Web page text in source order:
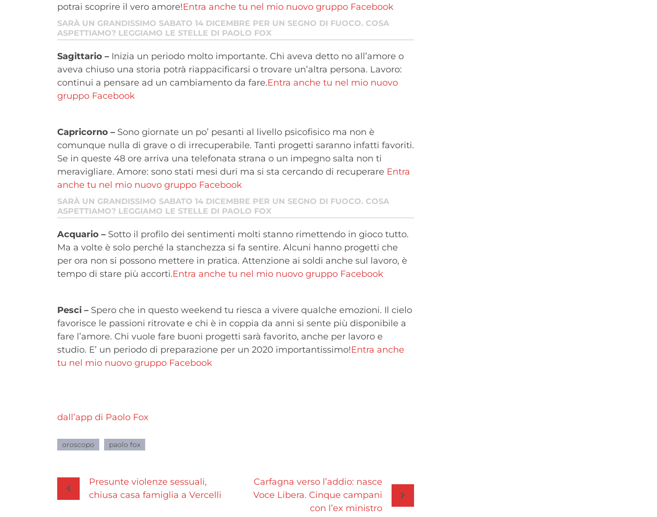
potrai scoprire il vero amore!Entra anche tu nel mio nuovo gruppo Facebook
SARÀ UN GRANDISSIMO SABATO 14 DICEMBRE PER UN SEGNO DI FUOCO. COSA
ASPETTIAMO? LEGGIAMO LE STELLE DI PAOLO FOX
Sagittario – Inizia un periodo molto importante. Chi aveva detto no all’amore o
aveva chiuso una storia potrà riappacificarsi o trovare un’altra persona. Lavoro:
continui a pensare ad un cambiamento da fare.Entra anche tu nel mio nuovo
gruppo Facebook
Capricorno – Sono giornate un po’ pesanti al livello psicofisico ma non è
comunque nulla di grave o di irrecuperabile. Tanti progetti saranno infatti favoriti.
Se in queste 48 ore arriva una telefonata strana o un impegno salta non ti
meravigliare. Amore: sono stati mesi duri ma si sta cercando di recuperare Entra
anche tu nel mio nuovo gruppo Facebook
SARÀ UN GRANDISSIMO SABATO 14 DICEMBRE PER UN SEGNO DI FUOCO. COSA
ASPETTIAMO? LEGGIAMO LE STELLE DI PAOLO FOX
Acquario – Sotto il profilo dei sentimenti molti stanno rimettendo in gioco tutto.
Ma a volte è solo perché la stanchezza si fa sentire. Alcuni hanno progetti che
per ora non si possono mettere in pratica. Attenzione ai soldi anche sul lavoro, è
tempo di stare più accorti.Entra anche tu nel mio nuovo gruppo Facebook
Pesci – Spero che in questo weekend tu riesca a vivere qualche emozioni. Il cielo
favorisce le passioni ritrovate e chi è in coppia da anni si sente più disponibile a
fare l’amore. Chi vuole fare buoni progetti sarà favorito, anche per lavoro e
studio. E’ un periodo di preparazione per un 2020 importantissimo!Entra anche
tu nel mio nuovo gruppo Facebook
dall’app di Paolo Fox
oroscopo paolo fox
Navigazione
articoli
Presunte violenze sessuali,
chiusa casa famiglia a Vercelli
Carfagna verso l’addio: nasce
Voce Libera. Cinque campani
con l’ex ministro